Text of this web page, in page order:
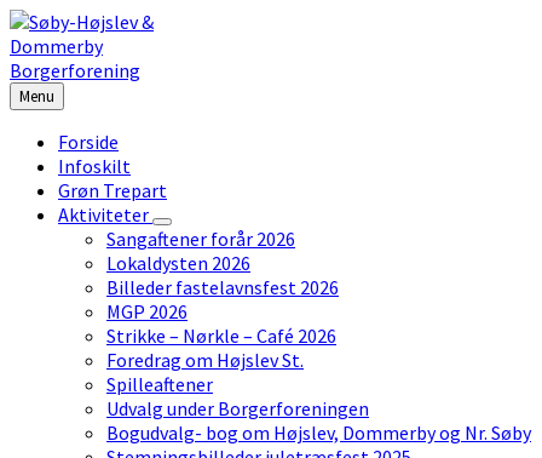
Skip
to
content
Skip
to
left
sidebar
Skip
to
footer
Menu
Forside
Infoskilt
Grøn Trepart
Aktiviteter
Sangaftener forår 2026
Lokaldysten 2026
Billeder fastelavnsfest 2026
MGP 2026
Strikke – Nørkle – Café 2026
Foredrag om Højslev St.
Spilleaftener
Udvalg under Borgerforeningen
Bogudvalg- bog om Højslev, Dommerby og Nr. Søby